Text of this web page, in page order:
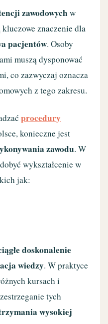
zawodowych w
znaczenie dla
pacjentów. Osoby
muszą dysponować
co zazwyczaj oznacza
z tego zakresu.
procedury
konieczne jest
zawodu. W
wykształcenie w
jak:
doskonalenie
wiedzy. W praktyce
kursach i
tych
wysokiej